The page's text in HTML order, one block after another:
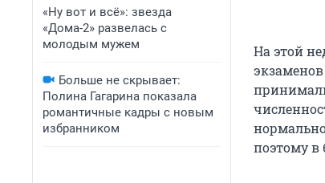
«Ну вот и всё»: звезда
«Дома-2» развелась с
молодым мужем
Больше не скрывает:
Полина Гагарина показала
романтичные кадры с новым
избранником
На этой
поэтому